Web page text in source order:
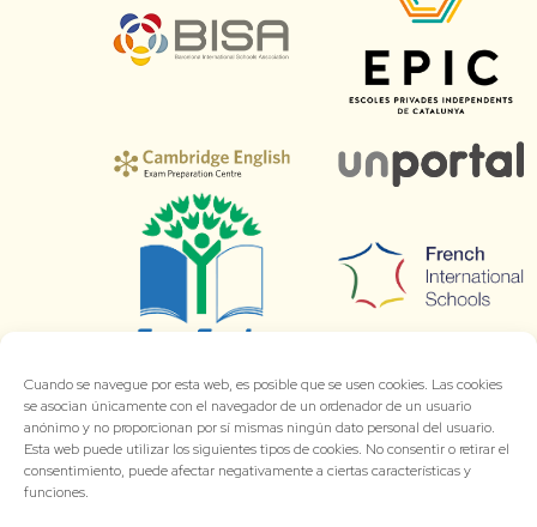
Cuando se navegue por esta web, es posible que se usen cookies. Las cookies
se asocian únicamente con el navegador de un ordenador de un usuario
anónimo y no proporcionan por sí mismas ningún dato personal del usuario.
Esta web puede utilizar los siguientes tipos de cookies. No consentir o retirar el
consentimiento, puede afectar negativamente a ciertas características y
funciones.